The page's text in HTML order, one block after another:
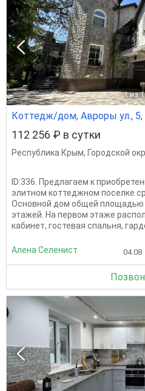
1 из
Коттедж/дом, Авроры ул., 5,
112 256 ₽ в сутки
Республика Крым, Городской
ID:336. Предлагаем к
элитном коттеджном поселке
Основной дом общей площадью
этажей. На первом этаже
кабинет, гостевая спальня,
Алена Селенист 04.08